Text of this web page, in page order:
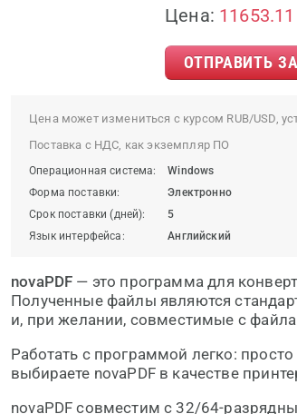
Цена: 11653.11
ОТПРАВИТЬ
Цена может измениться с курсом RUB/USD,
Поставка с НДС, как экземпляр ПО
Операционная система:
Windows
Форма поставки:
Электронно
Срок поставки (дней):
5
Язык интерфейса:
Английский
novaPDF — это программа для
Полученные файлы являются
и, при желании, совместимые с
Работать с программой легко:
выбираете novaPDF в качестве
novaPDF совместим с 32/64-